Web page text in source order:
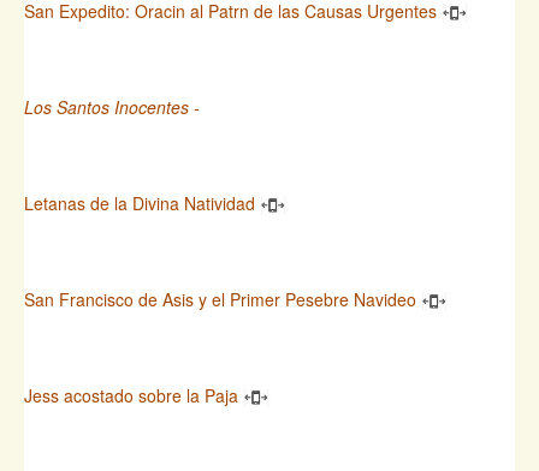
San Expedito: Oracin al Patrn de las Causas Urgentes
Los Santos Inocentes -
Letanas de la Divina Natividad
San Francisco de Asis y el Primer Pesebre Navideo
Jess acostado sobre la Paja